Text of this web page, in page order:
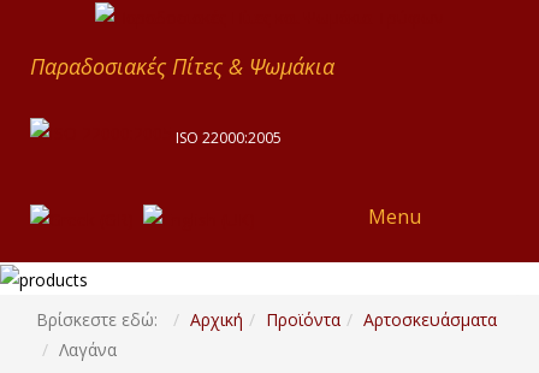
Παραδοσιακές Πίτες & Ψωμάκια
ISO 22000:2005
Menu
Βρίσκεστε εδώ: Αρχική Προϊόντα
Αρτοσκευάσματα
Λαγάνα